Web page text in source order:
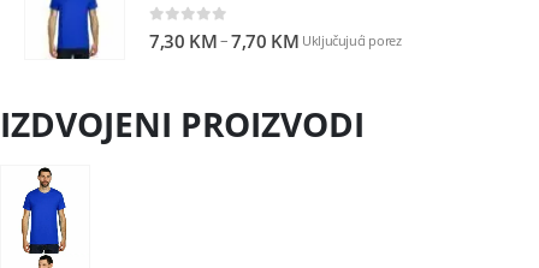
0out of 5
7,30 KM–7,70 KM Uključujući porez
IZDVOJENI PROIZVODI